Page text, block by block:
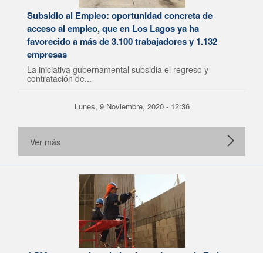
Subsidio al Empleo: oportunidad concreta de
acceso al empleo, que en Los Lagos ya ha
favorecido a más de 3.100 trabajadores y 1.132
empresas
La iniciativa gubernamental subsidia el regreso y
contratación de...
Lunes, 9 Noviembre, 2020 - 12:36
Ver más